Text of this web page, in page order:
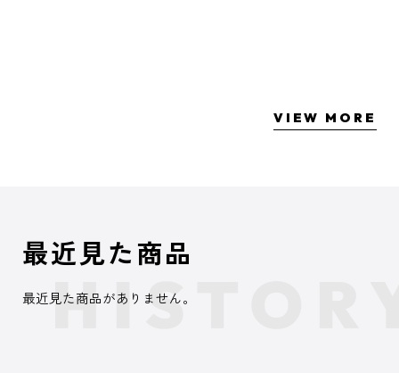
VIEW MORE
最近見た商品
最近見た商品がありません。